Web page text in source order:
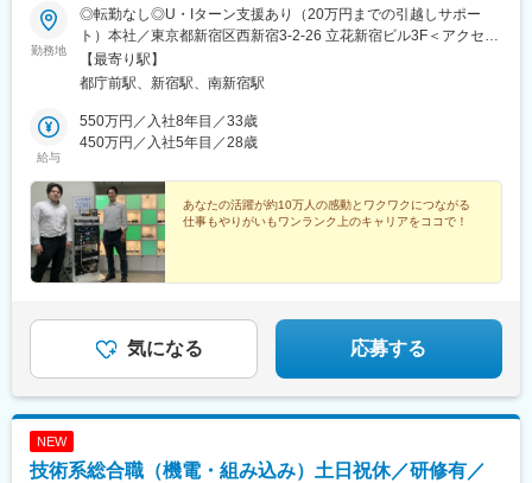
勤務地
◎転勤なし◎U・Iターン支援あり（20万円までの引越しサポー
ト）本社／東京都新宿区西新宿3-2-26 立花新宿ビル3F＜アクセス
＞■都営大江戸線「都庁前駅」A4番出口より徒歩5分■JR「新宿
駅」南口より徒歩8分※受動喫煙対策あり
【最寄り駅】
都庁前駅、新宿駅、南新宿駅
給与
550万円／入社8年目／33歳
450万円／入社5年目／28歳
あなたの活躍が約10万人の感動とワクワクにつながる
仕事もやりがいもワンランク上のキャリアをココで！
気になる 応募する
NEW
技術系総合職（機電・組み込み）土日祝休／研修有／